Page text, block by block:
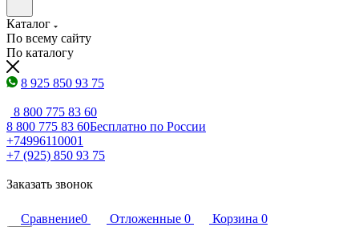
Каталог
По всему сайту
По каталогу
8 925 850 93 75
8 800 775 83 60
8 800 775 83 60Бесплатно по России
+74996110001
+7 (925) 850 93 75
Заказать звонок
Сравнение0 Отложенные 0 Корзина 0